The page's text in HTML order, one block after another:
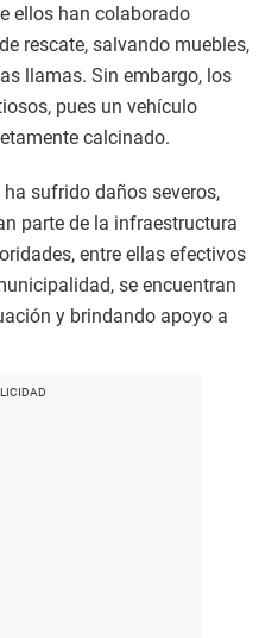
ellos han colaborado
rescate, salvando muebles,
llamas. Sin embargo, los
pues un vehículo
calcinado.
sufrido daños severos,
parte de la infraestructura
entre ellas efectivos
se encuentran
y brindando apoyo a